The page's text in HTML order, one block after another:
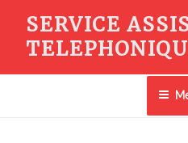
contenu
SERVICE